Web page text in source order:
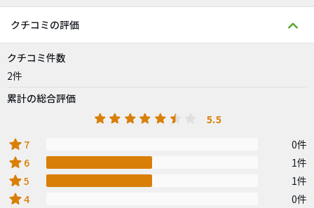
クチコミの評価
クチコミ件数
2件
累計の総合評価
5.5
star 7 0件
star 6 1件
star5 1件
star4 0件